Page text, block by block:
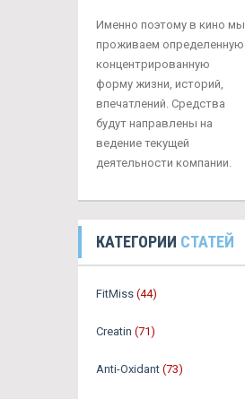
Именно поэтому в кино мы
проживаем определенную
концентрированную
форму жизни, историй,
впечатлений. Средства
будут направлены на
ведение текущей
деятельности компании.
КАТЕГОРИИ СТАТЕЙ
FitMiss (44)
Creatin (71)
Anti-Oxidant (73)